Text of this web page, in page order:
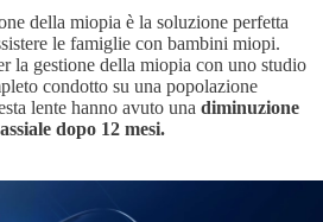
della miopia è la soluzione perfetta
le famiglie con bambini miopi.
la gestione della miopia con uno studio
condotto su una popolazione
lente hanno avuto una diminuzione
dopo 12 mesi.